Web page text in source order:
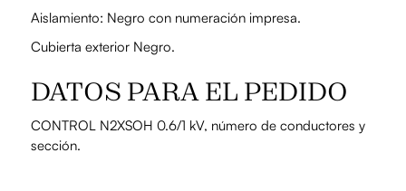
Aislamiento: Negro con numeración impresa.
Cubierta exterior Negro.
DATOS PARA EL PEDIDO
CONTROL N2XSOH 0.6/1 kV, número de conductores y
sección.